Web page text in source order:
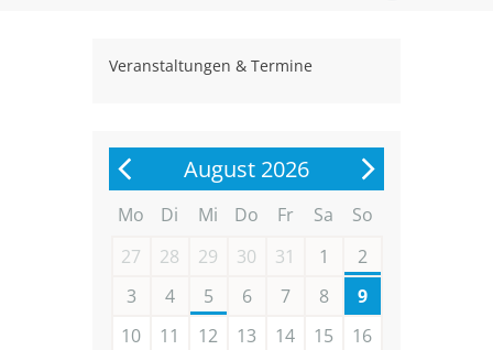
Veranstaltungen & Termine
August 2026
Mo Di Mi Do Fr Sa
So
27
28 29 30 31 1
2
3
4 5 6 7 8
9
10
11 12 13 14 15
16